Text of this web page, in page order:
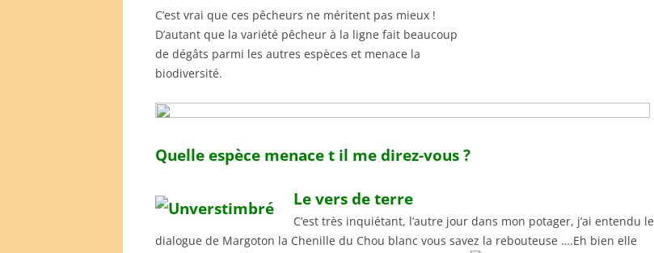
C’est vrai que ces pêcheurs ne méritent pas mieux !
D’autant que la variété pêcheur à la ligne fait beaucoup
de dégâts parmi les autres espèces et menace la
biodiversité.
Quelle espèce menace t il me direz-vous ?
Le vers de terre
C’est très inquiétant, l’autre jour dans mon potager, j’ai entendu le
dialogue de Margoton la Chenille du Chou blanc vous savez la rebouteuse ….Eh bien elle